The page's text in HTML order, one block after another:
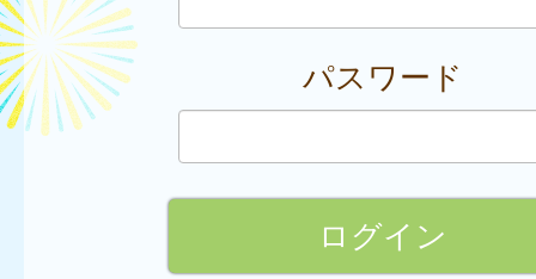
パスワード